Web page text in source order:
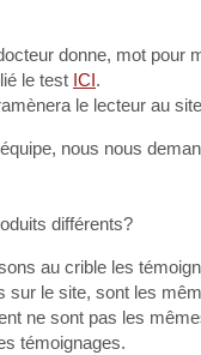
donne, mot pour
le test ICI.
le lecteur au
nous nous
différents?
au crible les
le site, sont les
ne sont pas les
témoignages.